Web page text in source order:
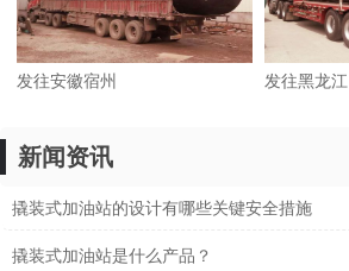
发往安徽宿州 发往黑龙江
新闻资讯
撬装式加油站的设计有哪些关键安全措施
撬装式加油站是什么产品？